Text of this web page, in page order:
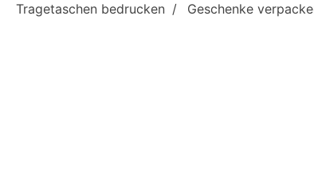
Tragetaschen bedrucken Geschenke